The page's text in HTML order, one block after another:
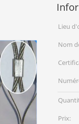
Lieu
Nom
min:
Prix: